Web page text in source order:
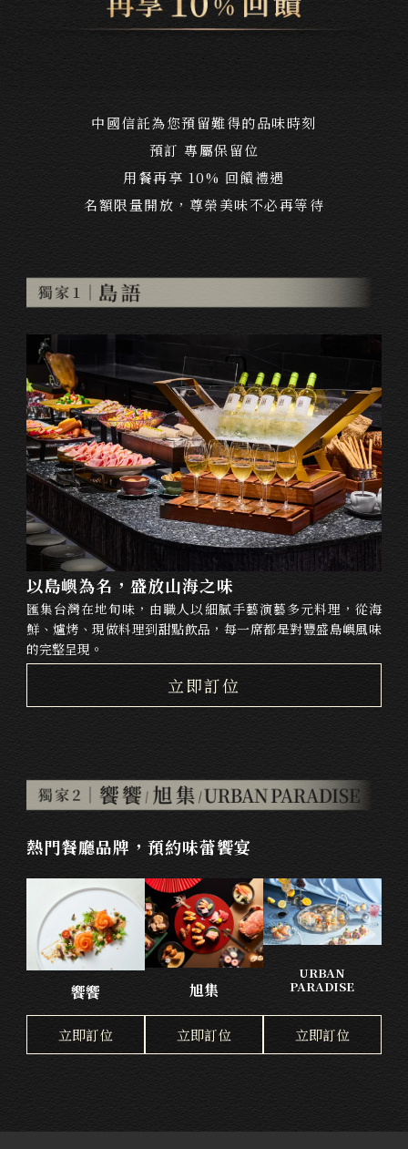
中國信託為您預留難得的品味時刻
預訂 專屬保留位
用餐再享 10% 回饋禮遇
名額限量開放，尊榮美味不必再等待
以島嶼為名，盛放山海之味
匯集台灣在地旬味，由職人以細膩手藝演藝多元料理，從海
鮮、爐烤、現做料理到甜點飲品，每一席都是對豐盛島嶼風味
的完整呈現。
立即訂位
熱門餐廳品牌，預約味蕾饗宴
饗饗
立即訂位
旭集
立即訂位
URBAN
PARADISE
立即訂位